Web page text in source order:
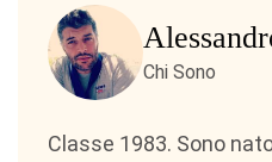
Chi Sono
Classe 1983. Sono